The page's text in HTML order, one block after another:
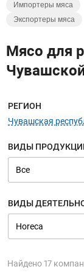
Импортеры мяса
Экспортеры мяса
Мясо для
Меню
РЕГИОН
Чувашская
ВИДЫ
ВИДЫ
Найдено 17